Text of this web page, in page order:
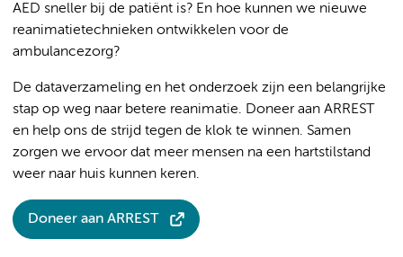
AED sneller bij de patiënt is? En hoe kunnen we nieuwe
reanimatietechnieken ontwikkelen voor de
ambulancezorg?
De dataverzameling en het onderzoek zijn een belangrijke
stap op weg naar betere reanimatie. Doneer aan ARREST
en help ons de strijd tegen de klok te winnen. Samen
zorgen we ervoor dat meer mensen na een hartstilstand
weer naar huis kunnen keren.
Doneer aan ARREST